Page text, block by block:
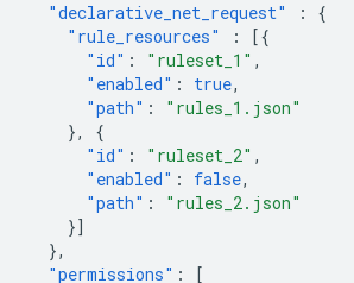
"declarative_net_request" :
{
"rule_resources"
:
[{
"id" : "ruleset_1" ,
"enabled" : true,
"path" :
"rules_1.json"
},
{
"id" : "ruleset_2" ,
"enabled" : false,
"path" :
"rules_2.json"
}]
},
"permissions" :
[